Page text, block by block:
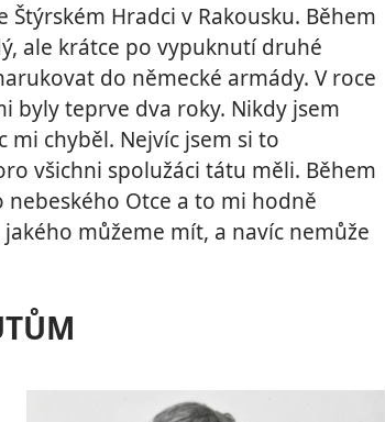
Štýrském Hradci v Rakousku. Během
ale krátce po vypuknutí druhé
do německé armády. V roce
byly teprve dva roky. Nikdy jsem
chyběl. Nejvíc jsem si to
všichni spolužáci tátu měli. Během
Otce a to mi hodně
můžeme mít, a navíc nemůže